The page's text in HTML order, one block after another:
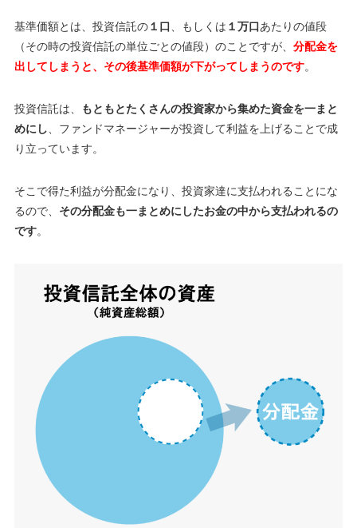
基準価額とは、投資信託の１口 、もしくは １万口あたりの値段
（その時の投資信託の単位ごとの値段）のことですが、 分配金を
出してしまうと、その後基準価額が下がってしまうのです。
投資信託は、
もともとたくさんの投資家から集めた資金を一まと
めにし 、ファンドマネージャーが投資して利益を上げることで成
り立っています。
そこで得た利益が分配金になり、投資家達に支払われることにな
るので、 その分配金も一まとめにしたお金の中から支払われるの
です。